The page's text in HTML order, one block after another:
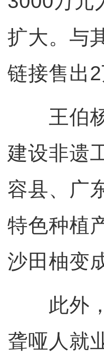
扩大。与
链接售出
王伯杨
建设非遗
容县、广
特色种植
沙田柚变
此外，
聋哑人就